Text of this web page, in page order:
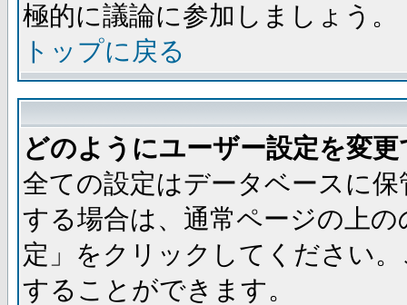
極的に議論に参加しましょう。
トップに戻る
どのようにユーザー設定を変
全ての設定はデータベースに
する場合は、通常ページの上
定」をクリックしてください
することができます。